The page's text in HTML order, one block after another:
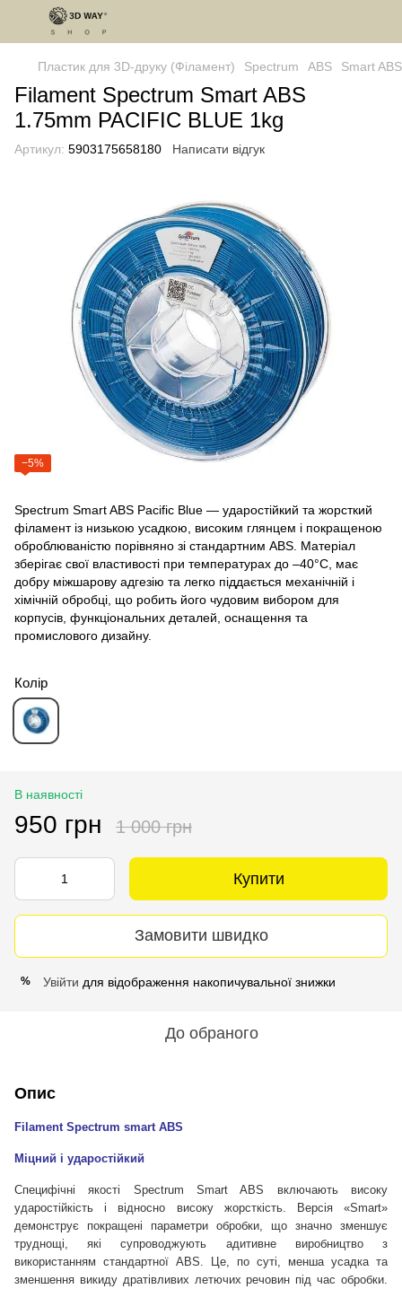
Пластик для 3D-друку (Філамент) Spectrum ABS Smart ABS
Filament Spectrum Smart ABS
1.75mm PACIFIC BLUE 1kg
Артикул: 5903175658180 Написати відгук
−5%
Spectrum Smart ABS Pacific Blue — ударостійкий та жорсткий
філамент із низькою усадкою, високим глянцем і покращеною
оброблюваністю порівняно зі стандартним ABS. Матеріал
зберігає свої властивості при температурах до –40°C, має
добру міжшарову адгезію та легко піддається механічній і
хімічній обробці, що робить його чудовим вибором для
корпусів, функціональних деталей, оснащення та
промислового дизайну.
Колір
В наявності
950 грн 1 000 грн
Купити
Замовити швидко
% Увійти для відображення накопичувальної знижки
До обраного
Опис
Filament Spectrum smart ABS
Міцний і ударостійкий
Специфічні якості Spectrum Smart ABS включають високу
ударостійкість і відносно високу жорсткість. Версія «Smart»
демонструє покращені параметри обробки, що значно зменшує
труднощі, які супроводжують адитивне виробництво з
використанням стандартної ABS. Це, по суті, менша усадка та
зменшення викиду дратівливих летючих речовин під час обробки.